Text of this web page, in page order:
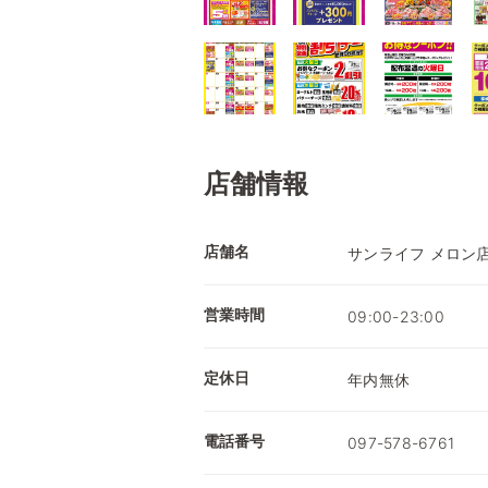
店舗情報
店舗名 サンライフ メロン
営業時間 09:00-23:00
定休日 年内無休
電話番号 097-578-6761